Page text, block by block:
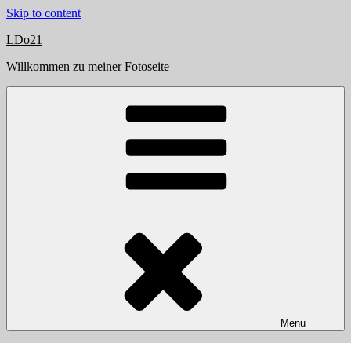
Skip to content
LDo21
Willkommen zu meiner Fotoseite
Menu